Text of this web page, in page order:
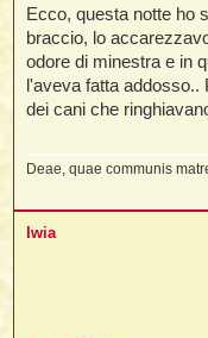
s
a
g
g
i
o
Ecco, questa notte ho
braccio, lo
odore di minestra e in
l'aveva fatta
dei cani che
Deae, quae communis
Iwia